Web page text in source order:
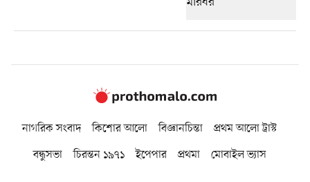
নাগরিক সংবাদ কিশোর আলো বিজ্ঞানচিন্তা
প্রথম আলো ট্রাস্ট
বন্ধুসভা
চিরন্তন ১৯৭১ ইপেপার প্রথমা মোবাইল ভ্যাস